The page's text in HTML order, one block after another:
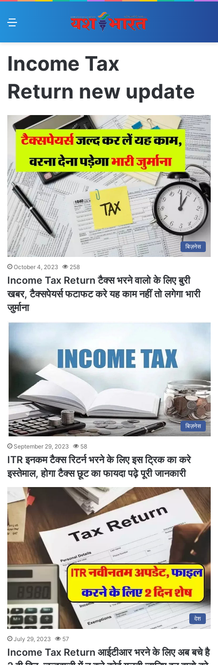
Menu
Income Tax
Return new update
बिज़नेस
October 4, 2023 258
Income Tax Return टैक्स भरने वालो के लिए बुरी
खबर, टैक्सपेयर्स फटाफट करे यह काम नहीं तो लगेगा भारी
जुर्माना
बिज़नेस
September 29, 2023 58
ITR इनकम टैक्स रिटर्न भरने के लिए इस ट्रिक का करे
इस्तेमाल, होगा टैक्स छूट का फायदा पढ़े पूरी जानकारी
देश
July 29, 2023 57
Income Tax Return आईटीआर भरने के लिए अब बचे है